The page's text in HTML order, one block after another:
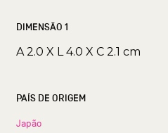
DIMENSÃO 1
A 2.0 X L 4.0 X C 2.1 cm
PAÍS DE ORIGEM
Japão